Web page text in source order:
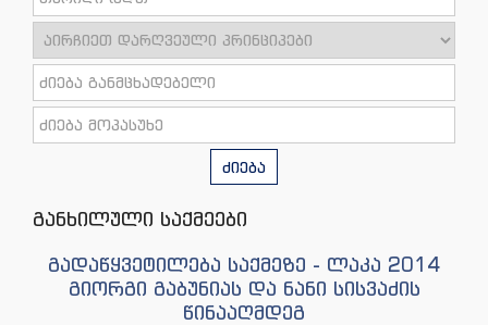
ძიება
განხილული საქმეები
გადაწყვეტილება საქმეზე - ლაკა 2014
გიორგი გაბუნიას და ნანი სისვაძის
წინააღმდეგ